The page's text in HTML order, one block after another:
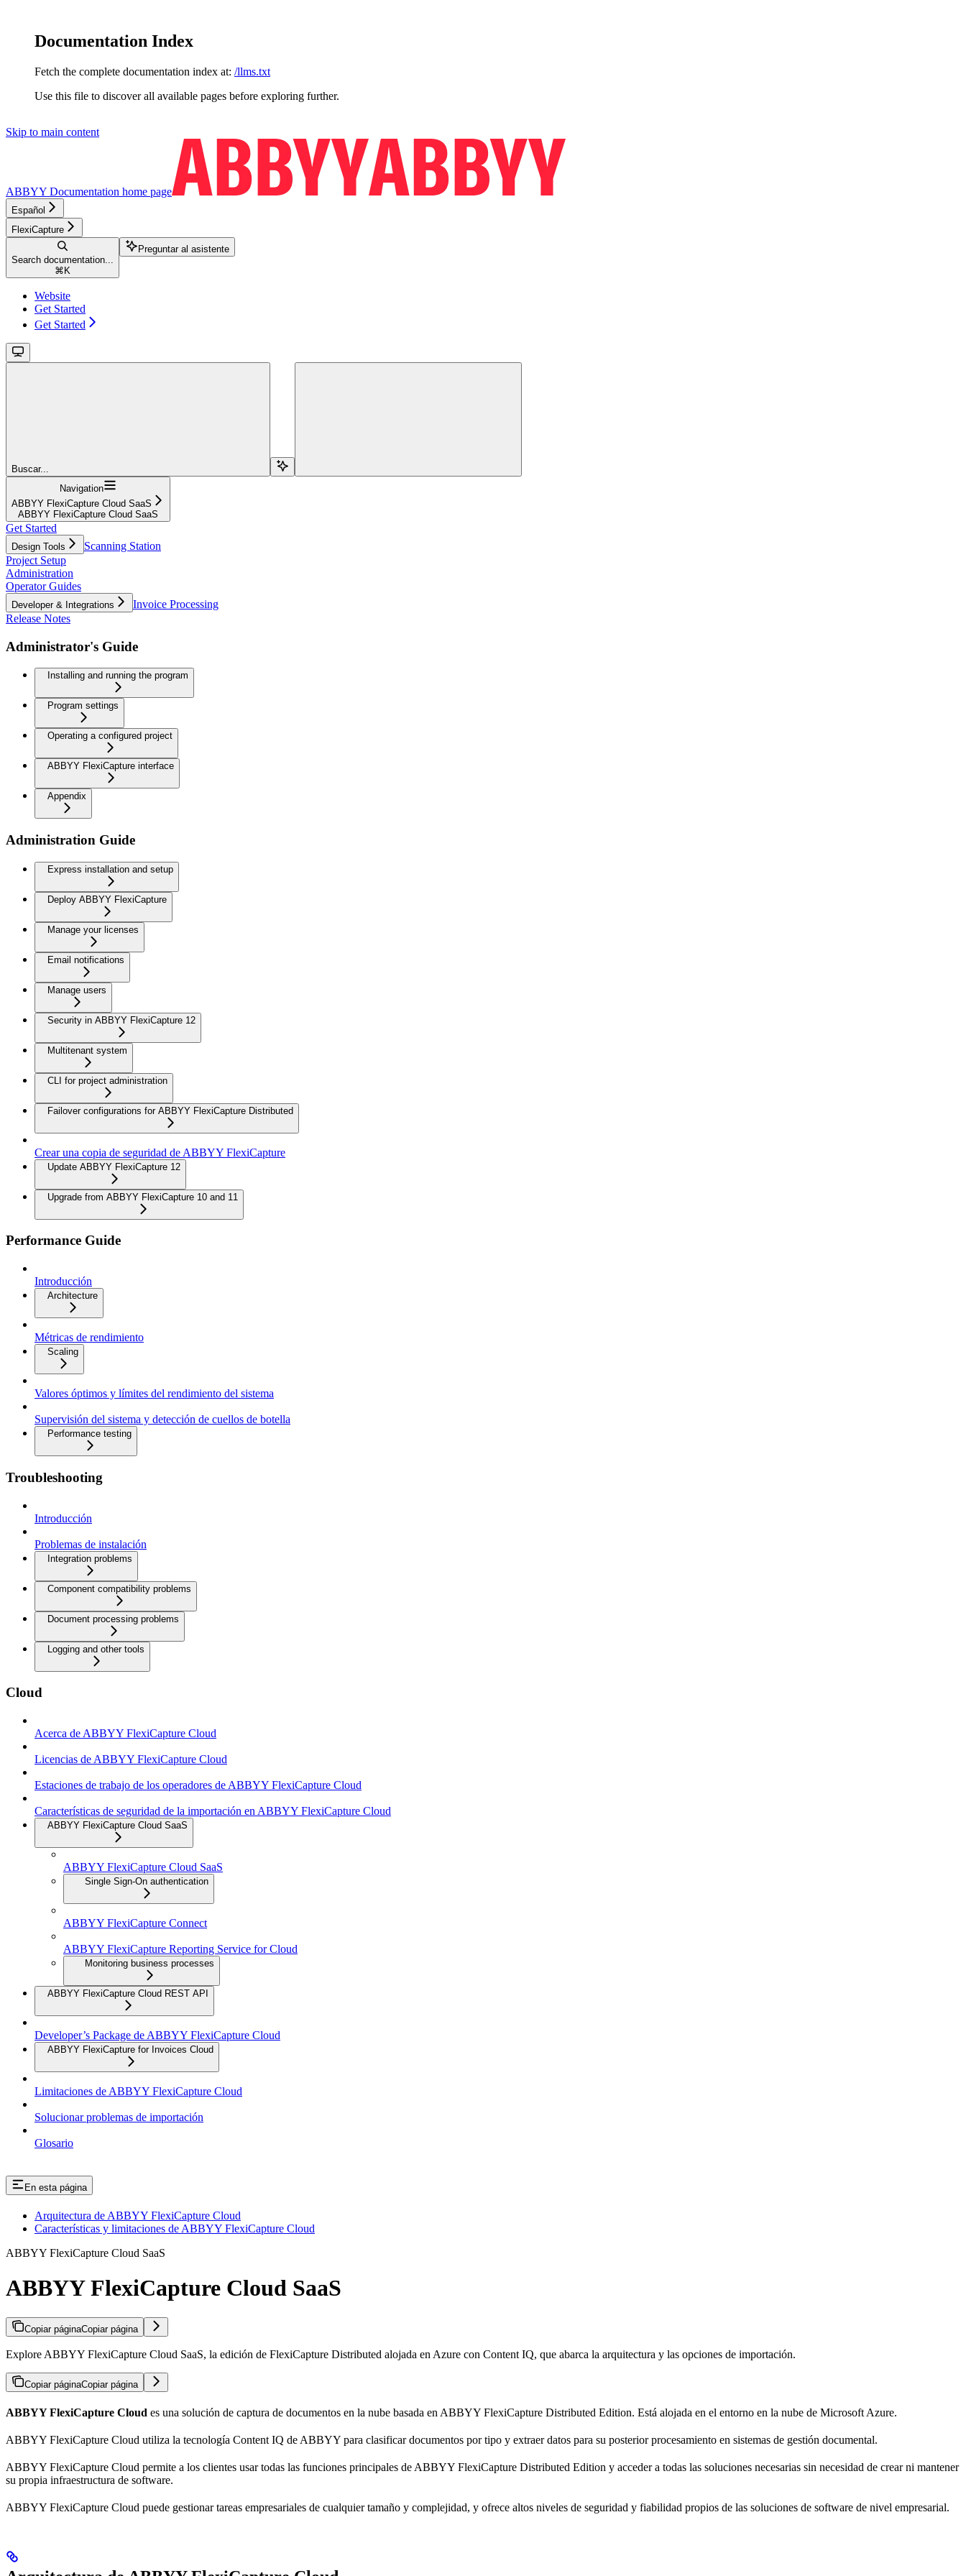
Documentation Index
Fetch the complete documentation index at: /llms.txt
Use this file to discover all available pages before exploring further.
Skip to main content
ABBYY Documentation home page
Español
FlexiCapture
Search documentation...
⌘ K
Preguntar al asistente
Website
Get Started
Get Started
Buscar...
Navigation
ABBYY FlexiCapture Cloud SaaS
ABBYY FlexiCapture Cloud SaaS
Get Started
Design Tools
Scanning Station
Project Setup
Administration
Operator Guides
Developer & Integrations
Invoice Processing
Release Notes
Administrator's Guide
Installing and running the program
Program settings
Operating a configured project
ABBYY FlexiCapture interface
Appendix
Administration Guide
Express installation and setup
Deploy ABBYY FlexiCapture
Manage your licenses
Email notifications
Manage users
Security in ABBYY FlexiCapture 12
Multitenant system
CLI for project administration
Failover configurations for ABBYY FlexiCapture Distributed
Crear una copia de seguridad de ABBYY FlexiCapture
Update ABBYY FlexiCapture 12
Upgrade from ABBYY FlexiCapture 10 and 11
Performance Guide
Introducción
Architecture
Métricas de rendimiento
Scaling
Valores óptimos y límites del rendimiento del sistema
Supervisión del sistema y detección de cuellos de botella
Performance testing
Troubleshooting
Introducción
Problemas de instalación
Integration problems
Component compatibility problems
Document processing problems
Logging and other tools
Cloud
Acerca de ABBYY FlexiCapture Cloud
Licencias de ABBYY FlexiCapture Cloud
Estaciones de trabajo de los operadores de ABBYY FlexiCapture Cloud
Características de seguridad de la importación en ABBYY FlexiCapture Cloud
ABBYY FlexiCapture Cloud SaaS
ABBYY FlexiCapture Cloud SaaS
Single Sign-On authentication
ABBYY FlexiCapture Connect
ABBYY FlexiCapture Reporting Service for Cloud
Monitoring business processes
ABBYY FlexiCapture Cloud REST API
Developer’s Package de ABBYY FlexiCapture Cloud
ABBYY FlexiCapture for Invoices Cloud
Limitaciones de ABBYY FlexiCapture Cloud
Solucionar problemas de importación
Glosario
En esta página
Arquitectura de ABBYY FlexiCapture Cloud
Características y limitaciones de ABBYY FlexiCapture Cloud
ABBYY FlexiCapture Cloud SaaS
ABBYY FlexiCapture Cloud SaaS
Copiar páginaCopiar página
Explore ABBYY FlexiCapture Cloud SaaS, la edición de FlexiCapture Distributed alojada en Azure con Content IQ, que abarca la arquitectura y las opciones de importación.
Copiar páginaCopiar página
ABBYY FlexiCapture Cloud es una solución de captura de documentos en la nube basada en ABBYY FlexiCapture Distributed Edition. Está alojada en el entorno en la nube de Microsoft Azure.
ABBYY FlexiCapture Cloud utiliza la tecnología Content IQ de ABBYY para clasificar documentos por tipo y extraer datos para su posterior procesamiento en sistemas de gestión documental.
ABBYY FlexiCapture Cloud permite a los clientes usar todas las funciones principales de ABBYY FlexiCapture Distributed Edition y acceder a todas las soluciones necesarias sin necesidad de crear ni mantener
su propia infraestructura de software.
ABBYY FlexiCapture Cloud puede gestionar tareas empresariales de cualquier tamaño y complejidad, y ofrece altos niveles de seguridad y fiabilidad propios de las soluciones de software de nivel empresarial.